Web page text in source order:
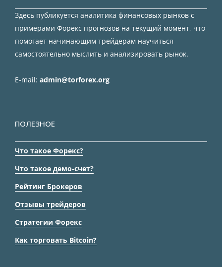
Здесь публикуется аналитика финансовых рынков с
примерами Форекс прогнозов на текущий момент, что
помогает начинающим трейдерам научиться
самостоятельно мыслить и анализировать рынок.
E-mail: admin@torforex.org
ПОЛЕЗНОЕ
Что такое Форекс?
Что такое демо-счет?
Рейтинг Брокеров
Отзывы трейдеров
Стратегии Форекс
Как торговать Bitcoin?